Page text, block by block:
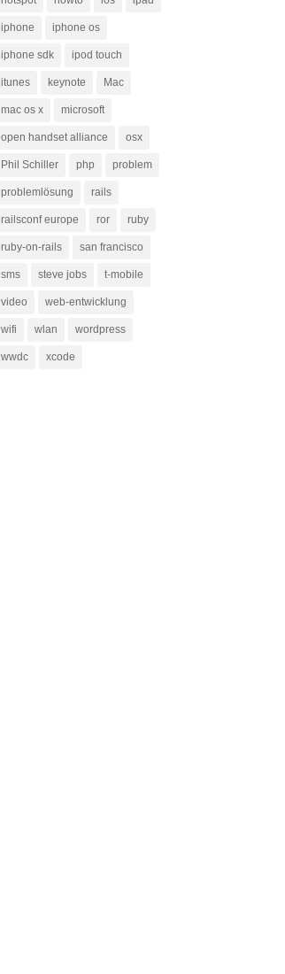
iphone iphone os
iphone sdk ipod touch
itunes keynote Mac
mac os x microsoft
open handset alliance osx
Phil Schiller php problem
problemlösung rails
railsconf europe ror ruby
ruby-on-rails san francisco
sms steve jobs t-mobile
video web-entwicklung
wifi wlan wordpress
wwdc xcode